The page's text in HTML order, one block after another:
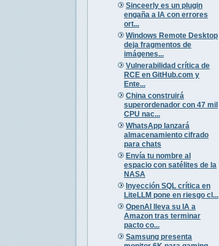
Sinceerly es un plugin
engaña a IA con errores
ort...
Windows Remote Desktop
deja fragmentos de
imágenes...
Vulnerabilidad crítica de
RCE en GitHub.com y
Ente...
China construirá
superordenador con 47 mil
CPU nac...
WhatsApp lanzará
almacenamiento cifrado
para chats
Envía tu nombre al
espacio con satélites de la
NASA
Inyección SQL crítica en
LiteLLM pone en riesgo cl...
OpenAI lleva su IA a
Amazon tras terminar
pacto co...
Samsung presenta